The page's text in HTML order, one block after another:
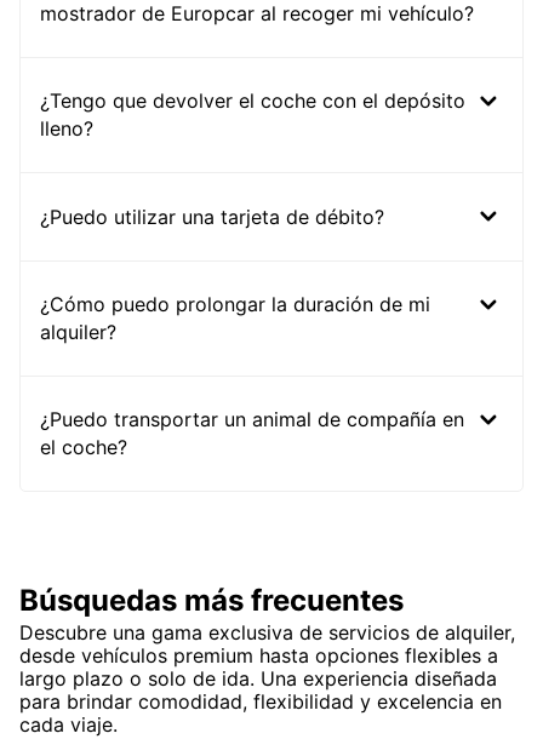
mostrador de Europcar al recoger mi vehículo?
¿Tengo que devolver el coche con el depósito
lleno?
¿Puedo utilizar una tarjeta de débito?
¿Cómo puedo prolongar la duración de mi
alquiler?
¿Puedo transportar un animal de compañía en
el coche?
Búsquedas más frecuentes
Descubre una gama exclusiva de servicios de alquiler,
desde vehículos premium hasta opciones flexibles a
largo plazo o solo de ida. Una experiencia diseñada
para brindar comodidad, flexibilidad y excelencia en
cada viaje.